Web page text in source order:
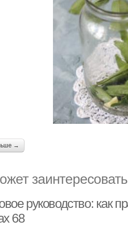
→
заинтересовать
руководство: как
68